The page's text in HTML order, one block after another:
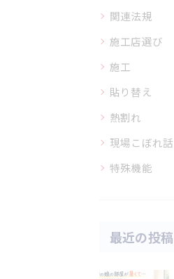
関連法規
施工店選び
施工
貼り替え
熱割れ
現場こぼれ話
特殊機能
最近の投稿